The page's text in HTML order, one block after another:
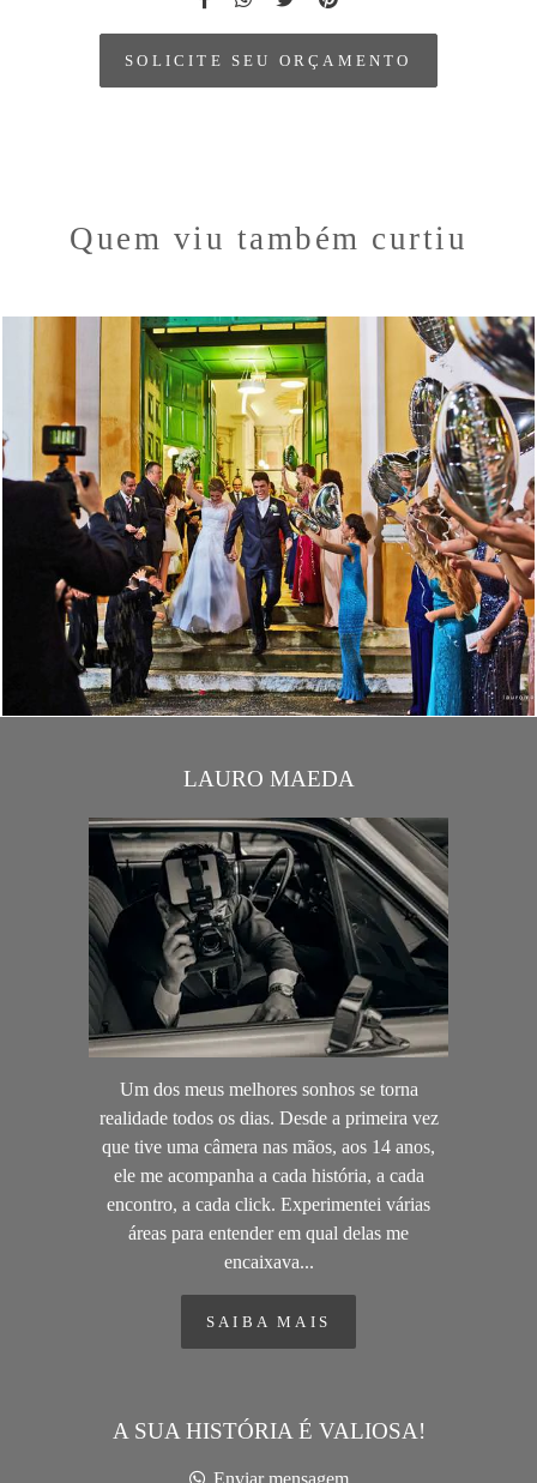
SOLICITE SEU ORÇAMENTO
Quem viu também curtiu
4655 0
LAURO MAEDA
Um dos meus melhores sonhos se torna
realidade todos os dias. Desde a primeira vez
que tive uma câmera nas mãos, aos 14 anos,
ele me acompanha a cada história, a cada
encontro, a cada click. Experimentei várias
áreas para entender em qual delas me
encaixava...
SAIBA MAIS
A SUA HISTÓRIA É VALIOSA!
Enviar mensagem